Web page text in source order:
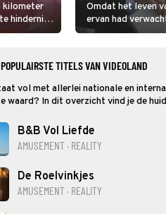
kilometer
hindernis,
Omdat het leven
ervan had
Intern stage
TITELS VAN VIDEOLAND
vol met allerlei nationale en
waard? In dit overzicht vind je de
B&B Vol Liefde
AMUSEMENT · REALITY
De Roelvinkjes
AMUSEMENT · REALITY